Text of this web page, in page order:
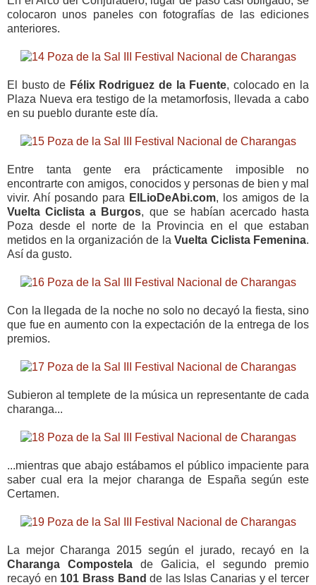
colocaron unos paneles con fotografías de las ediciones
anteriores.
El busto de Félix Rodriguez de la Fuente, colocado en la
Plaza Nueva era testigo de la metamorfosis, llevada a cabo
en su pueblo durante este día.
Entre tanta gente era prácticamente imposible no
encontrarte con amigos, conocidos y personas de bien y mal
vivir. Ahí posando para ElLioDeAbi.com, los amigos de la
Vuelta Ciclista a Burgos, que se habían acercado hasta
Poza desde el norte de la Provincia en el que estaban
metidos en la organización de la Vuelta Ciclista Femenina.
Así da gusto.
Con la llegada de la noche no solo no decayó la fiesta, sino
que fue en aumento con la expectación de la entrega de los
premios.
Subieron al templete de la música un representante de cada
charanga...
...mientras que abajo estábamos el público impaciente para
saber cual era la mejor charanga de España según este
Certamen.
La mejor Charanga 2015 según el jurado, recayó en la
Charanga Compostelade Galicia, el segundo premio
recayó en 101 Brass Band de las Islas Canarias y el tercer